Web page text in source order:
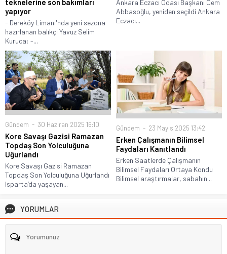
teknelerine son bakımları
yapıyor
- Dereköy Limanı'nda yeni sezona
hazırlanan balıkçı Yavuz Selim
Kuruca: -...
Ankara Eczacı Odası Başkanı Cem
Abbasoğlu, yeniden seçildi Ankara
Eczacı...
Gündem 30 Haziran 2025 16:10
Kore Savaşı Gazisi Ramazan
Topdaş Son Yolculuğuna
Uğurlandı
Kore Savaşı Gazisi Ramazan
Topdaş Son Yolculuğuna Uğurlandı
Isparta’da yaşayan...
Gündem 23 Mayıs 2025 13:42
Erken Çalışmanın Bilimsel
Faydaları Kanıtlandı
Erken Saatlerde Çalışmanın
Bilimsel Faydaları Ortaya Kondu
Bilimsel araştırmalar, sabahın...
YORUMLAR